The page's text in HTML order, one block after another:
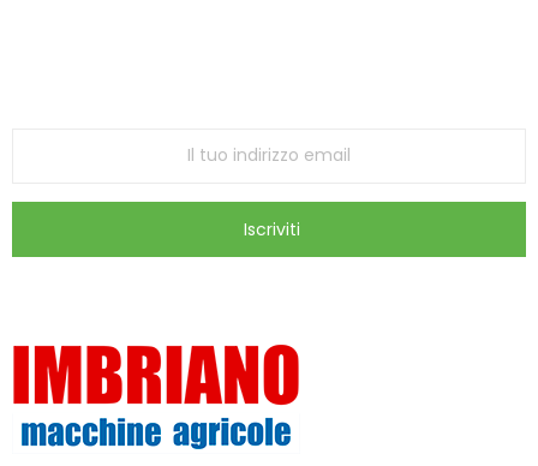
Iscriviti